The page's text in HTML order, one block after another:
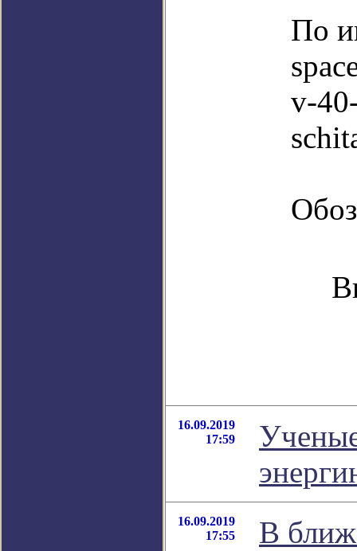
По
v-
16.09.2019
17:59
16.09.2019
17:55
В